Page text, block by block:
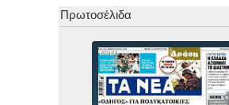
Πρωτοσέλιδα